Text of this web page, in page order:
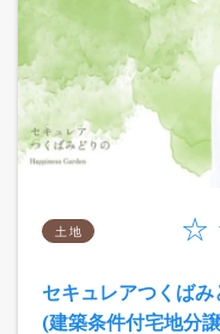
土 地
セキュレアつくば
(建築条件付宅地分